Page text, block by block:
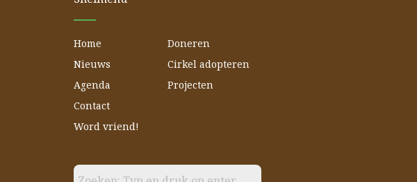
Home
Nieuws
Agenda
Contact
Word vriend!
Doneren
Cirkel adopteren
Projecten